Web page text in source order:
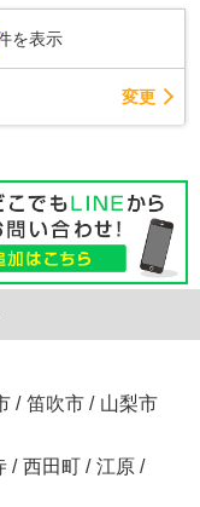
を表示
変更
/ 笛吹市 / 山梨市
/ 西田町 / 江原 /